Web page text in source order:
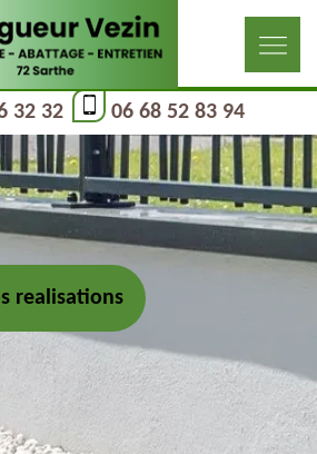
32 32 06 68 52 83 94
realisations